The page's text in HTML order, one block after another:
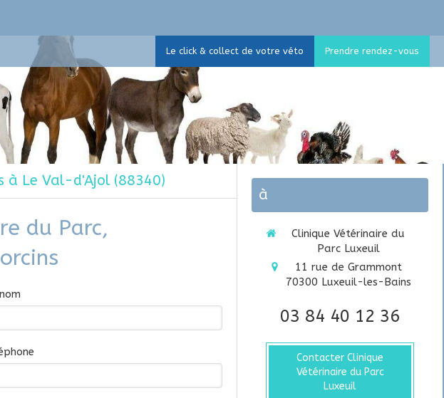
Prendre rendez-vous
Le click & collect de votre véto
à Le Val-d'Ajol (88340)
du Parc,
à
Clinique Vétérinaire du
Parc Luxeuil
11 rue de Grammont
70300 Luxeuil-les-Bains
03 84 40 12 36
Contacter Clinique
Vétérinaire du Parc
Luxeuil